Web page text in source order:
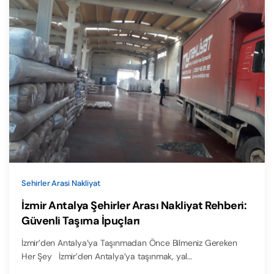
Sehirler Arasi Nakliyat
İzmir Antalya Şehirler Arası Nakliyat Rehberi:
Güvenli Taşıma İpuçları
İzmir’den Antalya’ya Taşınmadan Önce Bilmeniz Gereken
Her Şey İzmir’den Antalya’ya taşınmak, yal…